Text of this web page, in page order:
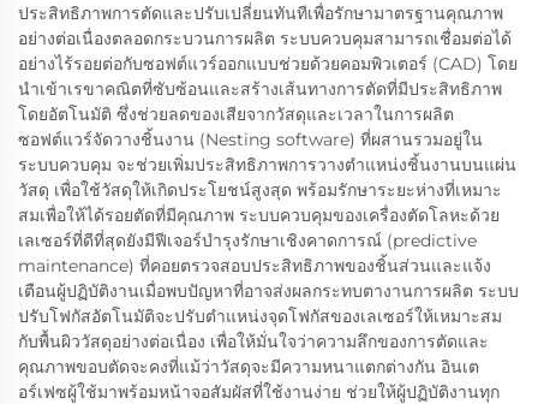
ประสิทธิภาพการตัดและปรับเปลี่ยนทันทีเพื่อรักษามาตรฐานคุณภาพ
อย่างต่อเนื่องตลอดกระบวนการผลิต ระบบควบคุมสามารถเชื่อมต่อได้
อย่างไร้รอยต่อกับซอฟต์แวร์ออกแบบช่วยด้วยคอมพิวเตอร์ (CAD) โดย
นำเข้าเรขาคณิตที่ซับซ้อนและสร้างเส้นทางการตัดที่มีประสิทธิภาพ
โดยอัตโนมัติ ซึ่งช่วยลดของเสียจากวัสดุและเวลาในการผลิต
ซอฟต์แวร์จัดวางชิ้นงาน (Nesting software) ที่ผสานรวมอยู่ใน
ระบบควบคุม จะช่วยเพิ่มประสิทธิภาพการวางตำแหน่งชิ้นงานบนแผ่น
วัสดุ เพื่อใช้วัสดุให้เกิดประโยชน์สูงสุด พร้อมรักษาระยะห่างที่เหมาะ
สมเพื่อให้ได้รอยตัดที่มีคุณภาพ ระบบควบคุมของเครื่องตัดโลหะด้วย
เลเซอร์ที่ดีที่สุดยังมีฟีเจอร์บำรุงรักษาเชิงคาดการณ์ (predictive
maintenance) ที่คอยตรวจสอบประสิทธิภาพของชิ้นส่วนและแจ้ง
เตือนผู้ปฏิบัติงานเมื่อพบปัญหาที่อาจส่งผลกระทบตางานการผลิต ระบบ
ปรับโฟกัสอัตโนมัติจะปรับตำแหน่งจุดโฟกัสของเลเซอร์ให้เหมาะสม
กับพื้นผิววัสดุอย่างต่อเนื่อง เพื่อให้มั่นใจว่าความลึกของการตัดและ
คุณภาพขอบตัดจะคงที่แม้ว่าวัสดุจะมีความหนาแตกต่างกัน อินเต
อร์เฟซผู้ใช้มาพร้อมหน้าจอสัมผัสที่ใช้งานง่าย ช่วยให้ผู้ปฏิบัติงานทุก